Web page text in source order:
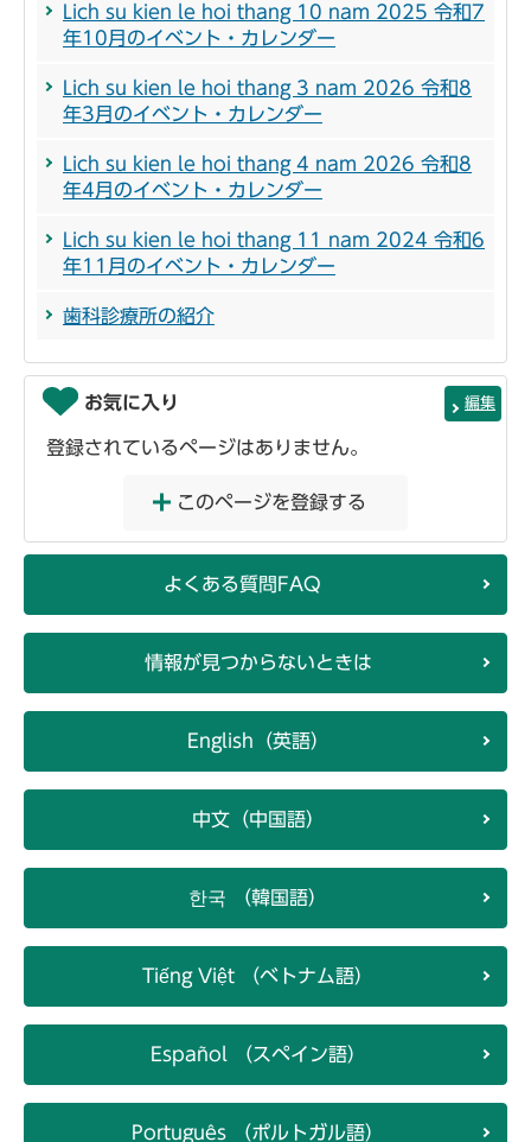
Lich su kien le hoi thang 10 nam 2025 令和7
年10月のイベント・カレンダー
Lich su kien le hoi thang 3 nam 2026 令和8
年3月のイベント・カレンダー
Lich su kien le hoi thang 4 nam 2026 令和8
年4月のイベント・カレンダー
Lich su kien le hoi thang 11 nam 2024 令和6
年11月のイベント・カレンダー
歯科診療所の紹介
お気に入り 編集
登録されているページはありません。
このページを登録する
よくある質問FAQ
情報が見つからないときは
English（英語）
中文（中国語）
한국 （韓国語）
Tiếng Việt （ベトナム語）
Español （スペイン語）
Português （ポルトガル語）